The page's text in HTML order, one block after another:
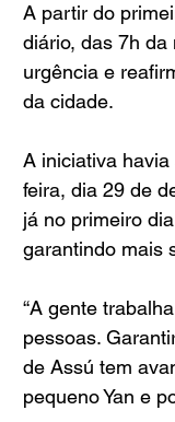
A partir do
diário, das 7h
urgência e
da cidade.
A iniciativa
feira, dia 29 de
já no primeiro
garantindo mais
“A gente
pessoas.
de Assú tem
pequeno Yan e